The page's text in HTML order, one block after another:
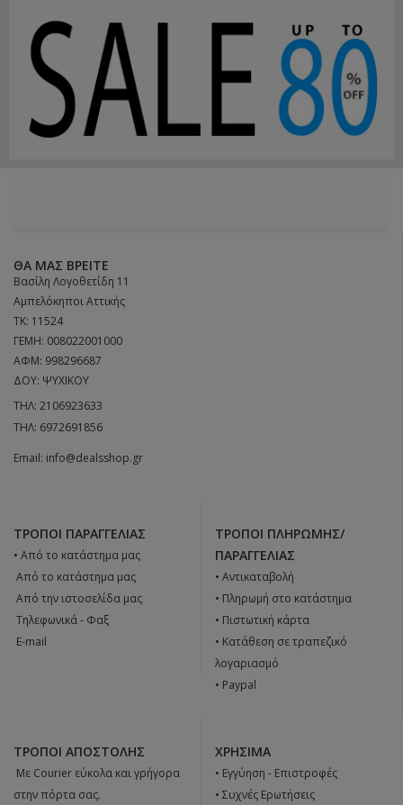
ΘΑ ΜΑΣ ΒΡΕΊΤΕ
Βασίλη Λογοθετίδη 11
Αμπελόκηποι Αττικής
ΤΚ: 11524
ΓΕΜΗ: 008022001000
ΑΦΜ: 998296687
ΔΟΥ: ΨΥΧΙΚΟΥ
ΤΗΛ: 2106923633
ΤΗΛ: 6972691856
Email: info@dealsshop.gr
ΤΡΌΠΟΙ ΠΑΡΑΓΓΕΛΊΑΣ
• Από το κατάστημα μας
 Από το κατάστημα μας
 Από την ιστοσελίδα μας
 Tηλεφωνικά - Φαξ
 E-mail
ΤΡΌΠΟΙ ΠΛΗΡΩΜΉΣ/
ΠΑΡΑΓΓΕΛΊΑΣ
• Αντικαταβολή
• Πληρωμή στο κατάστημα
• Πιστωτική κάρτα
• Κατάθεση σε τραπεζικό
λογαριασμό
• Paypal
ΤΡΌΠΟΙ ΑΠΟΣΤΟΛΉΣ
 Με Courier εύκολα και γρήγορα
στην πόρτα σας.
ΧΡΉΣΙΜΑ
• Εγγύηση - Επιστροφές
• Συχνές Ερωτήσεις